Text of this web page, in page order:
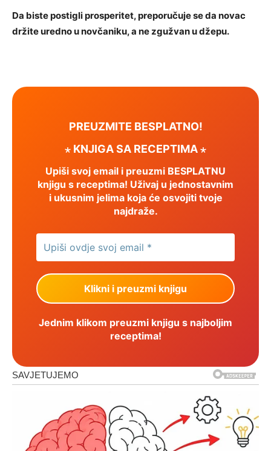
Da biste postigli prosperitet, preporučuje se da novac
držite uredno u novčaniku, a ne zgužvan u džepu.
PREUZMITE BESPLATNO!
⋆ KNJIGA SA RECEPTIMA ⋆
Upiši svoj email i preuzmi BESPLATNU
knjigu s receptima! Uživaj u jednostavnim
i ukusnim jelima koja će osvojiti tvoje
najdraže.
Jednim klikom preuzmi knjigu s najboljim
receptima!